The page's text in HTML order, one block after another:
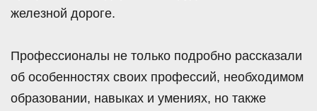
железной дороге.
Профессионалы не только подробно рассказали
об особенностях своих профессий, необходимом
образовании, навыках и умениях, но также